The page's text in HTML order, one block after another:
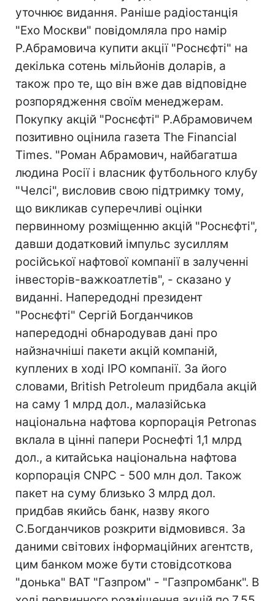
уточнює видання. Раніше радіостанція
"Ехо Москви" повідомляла про намір
Р.Абрамовича купити акції "Роснєфті" на
декілька сотень мільйонів доларів, а
також про те, що він вже дав відповідне
розпорядження своїм менеджерам.
Покупку акцій "Роснєфті" Р.Абрамовичем
позитивно оцінила газета The Financial
Times. "Роман Абрамович, найбагатша
людина Росії і власник футбольного клубу
"Челсі", висловив свою підтримку тому,
що викликав суперечливі оцінки
первинному розміщенню акцій "Роснєфті",
давши додатковий імпульс зусиллям
російської нафтової компанії в залученні
інвесторів-важкоатлетів", - сказано у
виданні. Напередодні президент
"Роснєфті" Сергій Богданчиков
напередодні обнародував дані про
найзначніші пакети акцій компаній,
куплених в ході IPO компанії. За його
словами, British Petroleum придбала акцій
на саму 1 млрд дол., малазійська
національна нафтова корпорація Petronas
вклала в цінні папери Роснефті 1,1 млрд
дол., а китайська національна нафтова
корпорація CNPC - 500 млн дол. Також
пакет на суму близько 3 млрд дол.
придбав якийсь банк, назву якого
С.Богданчиков розкрити відмовився. За
даними світових інформаційних агентств,
цим банком може бути стовідсоткова
"донька" ВАТ "Газпром" - "Газпромбанк". В